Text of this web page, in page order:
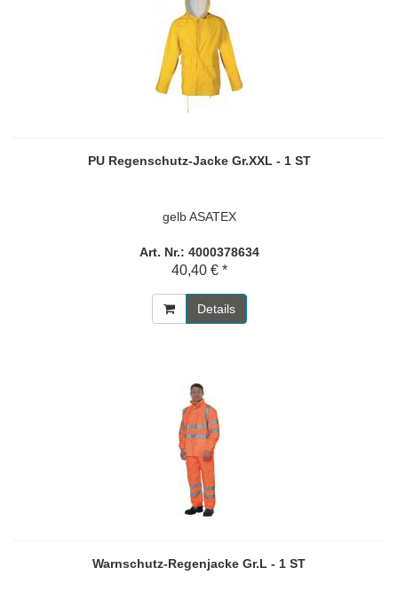
PU Regenschutz-Jacke Gr.XXL - 1 ST
gelb ASATEX
Art. Nr.: 4000378634
40,40 € *
Details
Warnschutz-Regenjacke Gr.L - 1 ST